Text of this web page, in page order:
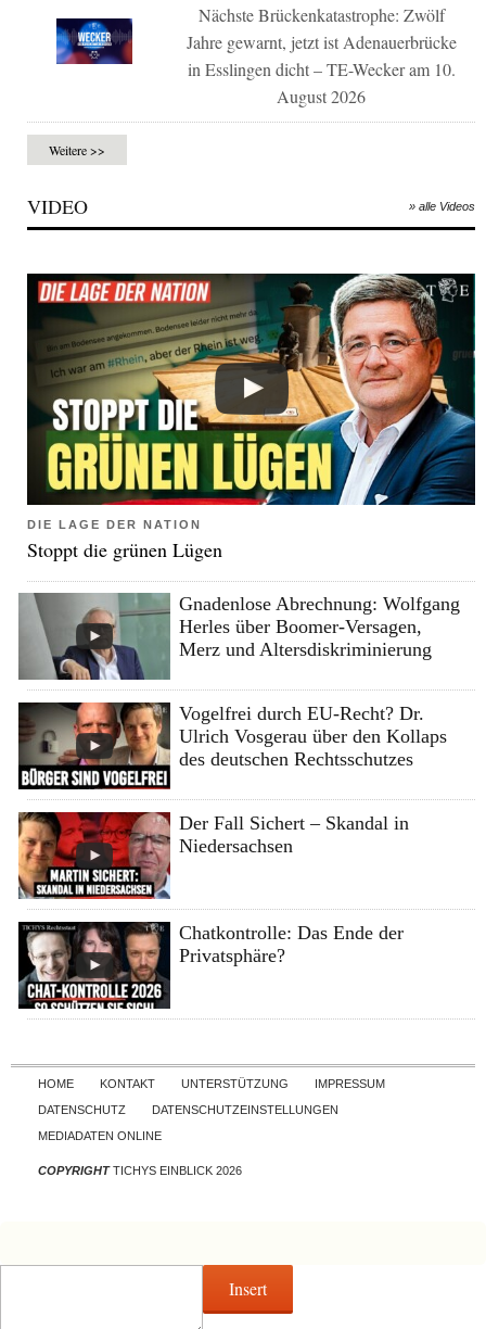
Nächste Brückenkatastrophe: Zwölf
Jahre gewarnt, jetzt ist Adenauerbrücke
in Esslingen dicht – TE-Wecker am 10.
August 2026
Weitere >>
VIDEO » alle Videos
DIE LAGE DER NATION
Stoppt die grünen Lügen
Gnadenlose Abrechnung: Wolfgang
Herles über Boomer-Versagen,
Merz und Altersdiskriminierung
Vogelfrei durch EU-Recht? Dr.
Ulrich Vosgerau über den Kollaps
des deutschen Rechtsschutzes
Der Fall Sichert – Skandal in
Niedersachsen
Chatkontrolle: Das Ende der
Privatsphäre?
Skip to content
HOME KONTAKT UNTERSTÜTZUNG
IMPRESSUM
DATENSCHUTZ
DATENSCHUTZEINSTELLUNGEN
MEDIADATEN ONLINE
COPYRIGHTTICHYS EINBLICK 2026
Insert